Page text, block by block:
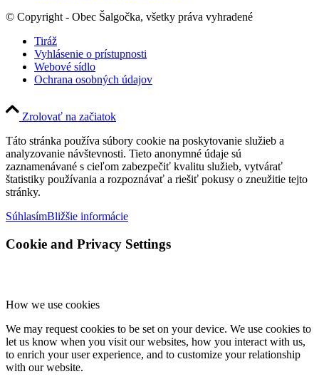
© Copyright - Obec Šalgočka, všetky práva vyhradené
Tiráž
Vyhlásenie o prístupnosti
Webové sídlo
Ochrana osobných údajov
Zrolovať na začiatok
Táto stránka používa súbory cookie na poskytovanie služieb a
analyzovanie návštevnosti. Tieto anonymné údaje sú
zaznamenávané s cieľom zabezpečiť kvalitu služieb, vytvárať
štatistiky používania a rozpoznávať a riešiť pokusy o zneužitie tejto
stránky.
SúhlasímBližšie informácie
Cookie and Privacy Settings
How we use cookies
We may request cookies to be set on your device. We use cookies to
let us know when you visit our websites, how you interact with us,
to enrich your user experience, and to customize your relationship
with our website.